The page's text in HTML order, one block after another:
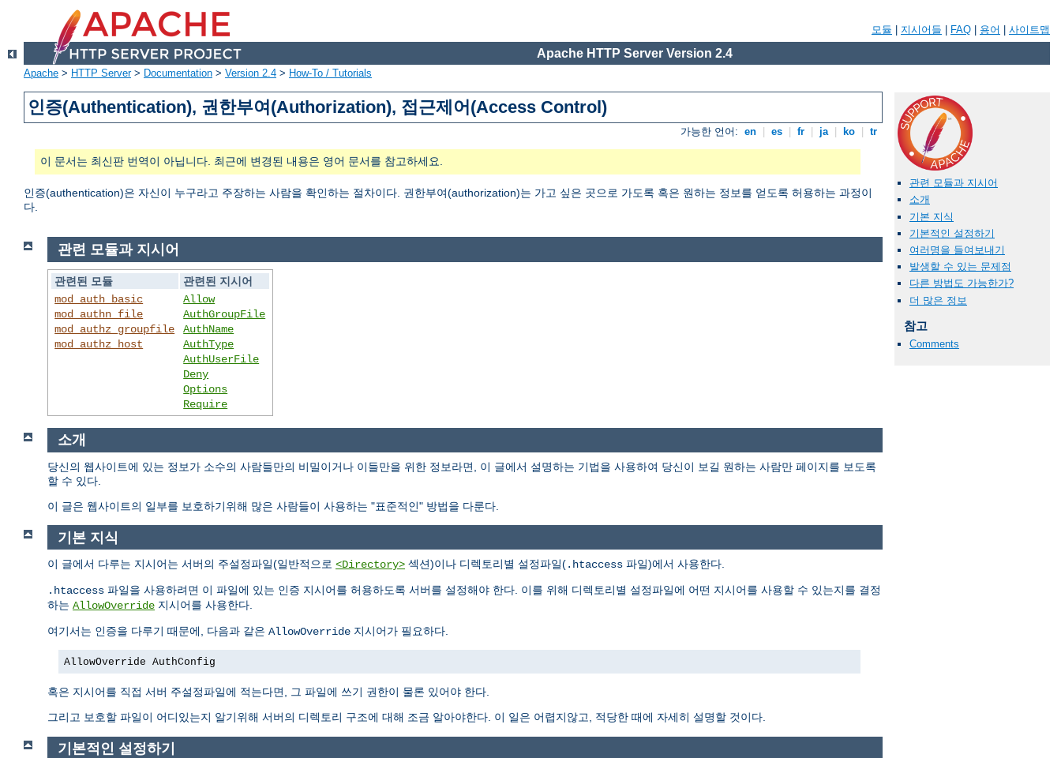
모듈 지시어들 FAQ 용어 사이트맵
Apache HTTP Server Version 2.4
Apache > HTTP Server> Documentation > Version 2.4 > How-To / Tutorials
인증(Authentication), 권한부여(Authorization), 접근제어(Access Control)
가능한 언어: en es fr ja ko tr
이 문서는 최신판 번역이 아닙니다. 최근에 변경된 내용은 영어 문서를 참고하세요.
인증(authentication)은 자신이 누구라고 주장하는 사람을 확인하는 절차이다. 권한부여(authorization)는 가고 싶은 곳으로 가도록 혹은 원하는 정보를 얻도록 허용하는 과정이
다.
관련 모듈과 지시어
소개
기본 지식
기본적인 설정하기
여러명을 들여보내기
발생할 수 있는 문제점
다른 방법도 가능한가?
더 많은 정보
참고
Comments
관련 모듈과 지시어
관련된 모듈
관련된 지시어
mod_auth_basic
mod_authn_file
mod_authz_groupfile
mod_authz_host
Allow
AuthGroupFile
AuthName
AuthType
AuthUserFile
Deny
Options
Require
소개
당신의 웹사이트에 있는 정보가 소수의 사람들만의 비밀이거나 이들만을 위한 정보라면, 이 글에서 설명하는 기법을 사용하여 당신이 보길 원하는 사람만 페이지를 보도록
할 수 있다.
이 글은 웹사이트의 일부를 보호하기위해 많은 사람들이 사용하는 "표준적인" 방법을 다룬다.
기본 지식
이 글에서 다루는 지시어는 서버의 주설정파일(일반적으로 <Directory> 섹션)이나 디렉토리별 설정파일(.htaccess 파일)에서 사용한다.
.htaccess 파일을 사용하려면 이 파일에 있는 인증 지시어를 허용하도록 서버를 설정해야 한다. 이를 위해 디렉토리별 설정파일에 어떤 지시어를 사용할 수 있는지를 결정
하는 AllowOverride 지시어를 사용한다.
여기서는 인증을 다루기 때문에, 다음과 같은 AllowOverride 지시어가 필요하다.
AllowOverride AuthConfig
혹은 지시어를 직접 서버 주설정파일에 적는다면, 그 파일에 쓰기 권한이 물론 있어야 한다.
그리고 보호할 파일이 어디있는지 알기위해 서버의 디렉토리 구조에 대해 조금 알아야한다. 이 일은 어렵지않고, 적당한 때에 자세히 설명할 것이다.
기본적인 설정하기